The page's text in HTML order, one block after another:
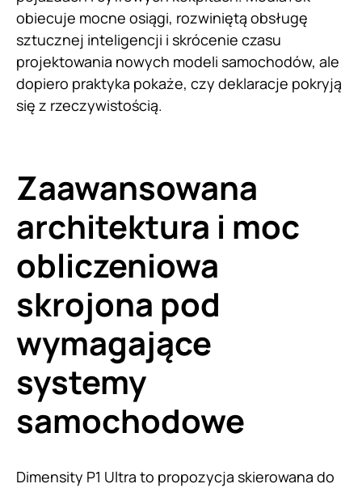
obiecuje mocne osiągi, rozwiniętą obsługę
sztucznej inteligencji i skrócenie czasu
projektowania nowych modeli samochodów, ale
dopiero praktyka pokaże, czy deklaracje pokryją
się z rzeczywistością.
Zaawansowana
architektura i moc
obliczeniowa
skrojona pod
wymagające
systemy
samochodowe
Dimensity P1 Ultra to propozycja skierowana do